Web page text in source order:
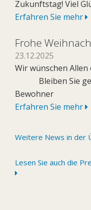
Zukunftstag! Viel
Erfahren Sie mehr
Frohe
23.12.2025
Wir wünschen
Bleiben Sie
Bewohner
Erfahren Sie mehr
Weitere News in der
Lesen Sie auch die